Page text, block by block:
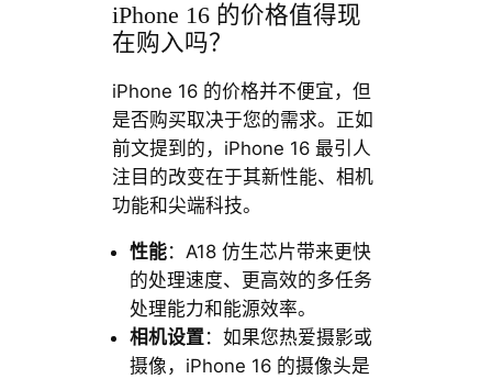
iPhone 16 的价格值得现
在购入吗？
iPhone 16 的价格并不便宜，但
是否购买取决于您的需求。正如
前文提到的，iPhone 16 最引人
注目的改变在于其新性能、相机
功能和尖端科技。
性能：A18 仿生芯片带来更快
的处理速度、更高效的多任务
处理能力和能源效率。
相机设置：如果您热爱摄影或
摄像，iPhone 16 的摄像头是